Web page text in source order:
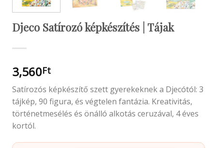
Djeco Satírozó képkészítés | Tájak
3,560Ft
Satírozós képkészítő szett gyerekeknek a Djecótól: 3
tájkép, 90 figura, és végtelen fantázia. Kreativitás,
történetmesélés és önálló alkotás ceruzával, 4 éves
kortól.